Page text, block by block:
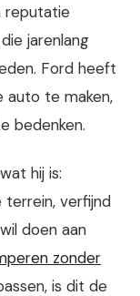
reputatie
jarenlang
Ford heeft
auto te maken,
bedenken.
hij is:
verfijnd
doen aan
zonder
is dit de